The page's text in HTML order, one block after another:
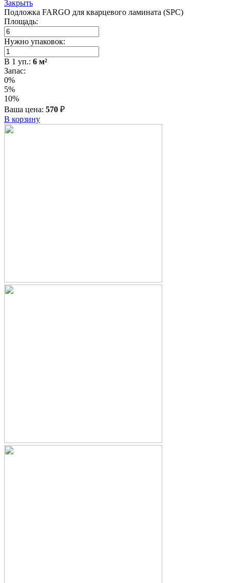
Закрыть
Подложка FARGO для кварцевого ламината (SPC)
Площадь:
Нужно упаковок:
В 1 уп.: 6 м²
Запас:
0%
5%
10%
Ваша цена: 570 ₽
В корзину